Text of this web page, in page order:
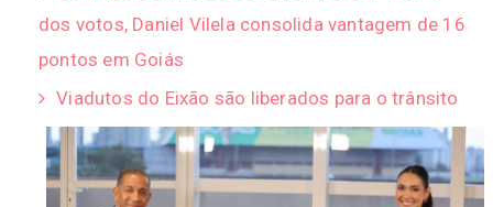
dos votos, Daniel Vilela consolida vantagem de 16
pontos em Goiás
Viadutos do Eixão são liberados para o trânsito